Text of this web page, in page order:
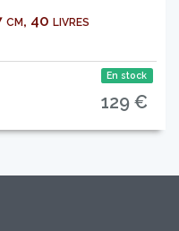
cm, 40 livres
En stock
129 €